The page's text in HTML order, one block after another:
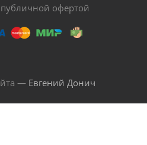
офертой
— Евгений Донич